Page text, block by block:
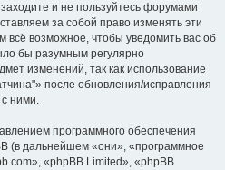
и не пользуйтесь форумами
за собой право изменять эти
всё возможное, чтобы уведомить вас об
бы разумным регулярно
изменений, так как использование
после обновления/исправления
с ними.
программного обеспечения
(в дальнейшем «они», «программное
«phpBB Limited», «phpBB